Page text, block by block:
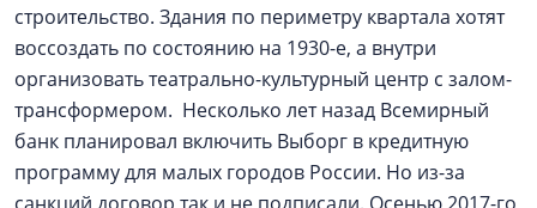
строительство. Здания по периметру квартала хотят
воссоздать по состоянию на 1930-е, а внутри
организовать театрально-культурный центр с залом-
трансформером. Несколько лет назад Всемирный
банк планировал включить Выборг в кредитную
программу для малых городов России. Но из-за